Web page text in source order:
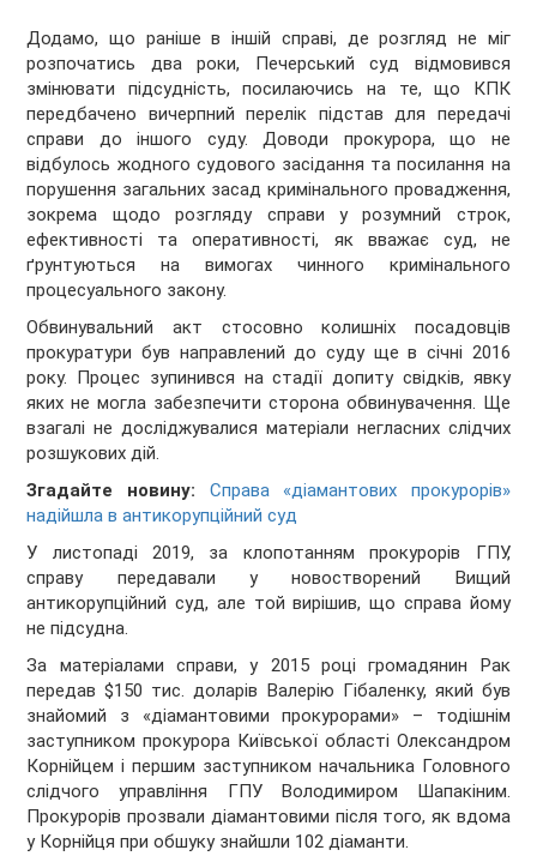
Додамо, що раніше в іншій справі, де розгляд не міг
розпочатись два роки, Печерський суд відмовився
змінювати підсудність, посилаючись на те, що КПК
передбачено вичерпний перелік підстав для передачі
справи до іншого суду. Доводи прокурора, що не
відбулось жодного судового засідання та посилання на
порушення загальних засад кримінального провадження,
зокрема щодо розгляду справи у розумний строк,
ефективності та оперативності, як вважає суд, не
ґрунтуються на вимогах чинного кримінального
процесуального закону.
Обвинувальний акт стосовно колишніх посадовців
прокуратури був направлений до суду ще в січні 2016
року. Процес зупинився на стадії допиту свідків, явку
яких не могла забезпечити сторона обвинувачення. Ще
взагалі не досліджувалися матеріали негласних слідчих
розшукових дій.
Згадайте новину: Справа «діамантових прокурорів»
надійшла в антикорупційний суд
У листопаді 2019, за клопотанням прокурорів ГПУ,
справу передавали у новостворений Вищий
антикорупційний суд, але той вирішив, що справа йому
не підсудна.
За матеріалами справи, у 2015 році громадянин Рак
передав $150 тис. доларів Валерію Гібаленку, який був
знайомий з «діамантовими прокурорами» – тодішнім
заступником прокурора Київської області Олександром
Корнійцем і першим заступником начальника Головного
слідчого управління ГПУ Володимиром Шапакіним.
Прокурорів прозвали діамантовими після того, як вдома
у Корнійця при обшуку знайшли 102 діаманти.